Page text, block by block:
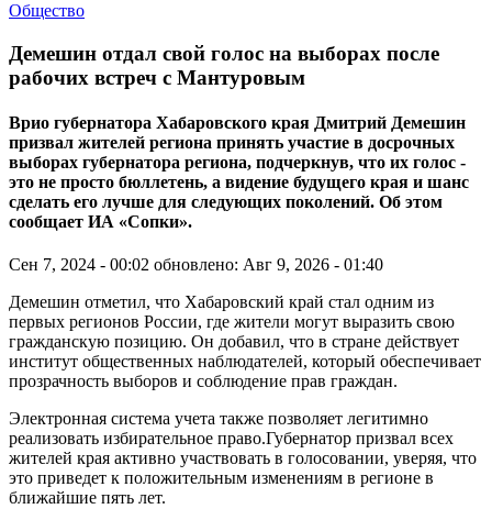
Общество
Демешин отдал свой голос на выборах после
рабочих встреч с Мантуровым
Врио губернатора Хабаровского края Дмитрий Демешин
призвал жителей региона принять участие в досрочных
выборах губернатора региона, подчеркнув, что их голос -
это не просто бюллетень, а видение будущего края и шанс
сделать его лучше для следующих поколений. Об этом
сообщает ИА «Сопки».
Сен 7, 2024 - 00:02 обновлено: Авг 9, 2026 - 01:40
Демешин отметил, что Хабаровский край стал одним из
первых регионов России, где жители могут выразить свою
гражданскую позицию. Он добавил, что в стране действует
институт общественных наблюдателей, который обеспечивает
прозрачность выборов и соблюдение прав граждан.
Электронная система учета также позволяет легитимно
реализовать избирательное право.Губернатор призвал всех
жителей края активно участвовать в голосовании, уверяя, что
это приведет к положительным изменениям в регионе в
ближайшие пять лет.